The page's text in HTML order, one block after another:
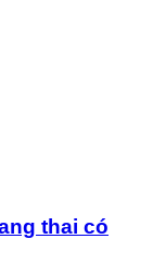
thai có